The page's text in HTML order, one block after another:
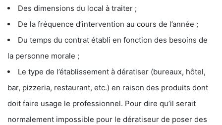
Des dimensions du local à traiter ;
De la fréquence d’intervention au cours de l’année ;
Du temps du contrat établi en fonction des besoins de
la personne morale ;
Le type de l’établissement à dératiser (bureaux, hôtel,
bar, pizzeria, restaurant, etc.) en raison des produits dont
doit faire usage le professionnel. Pour dire qu’il serait
normalement impossible pour le dératiseur de poser des